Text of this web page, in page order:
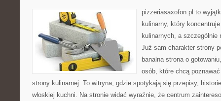
pizzeriasaxofon.pl to
kulinarny, który
kulinarnych, a
Już sam charakter strony
banalna strona o
osób, które chcą
strony kulinarnej. To witryna, gdzie spotykają się przepisy,
włoskiej kuchni. Na stronie widać wyraźnie, że centrum